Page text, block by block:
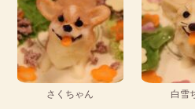
さくちゃん 白雪